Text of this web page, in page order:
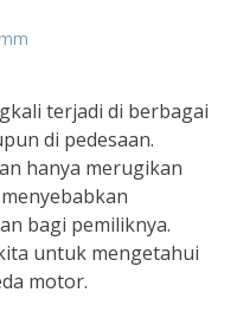
terjadi di berbagai
di pedesaan.
hanya merugikan
bagi pemiliknya.
untuk mengetahui
motor.